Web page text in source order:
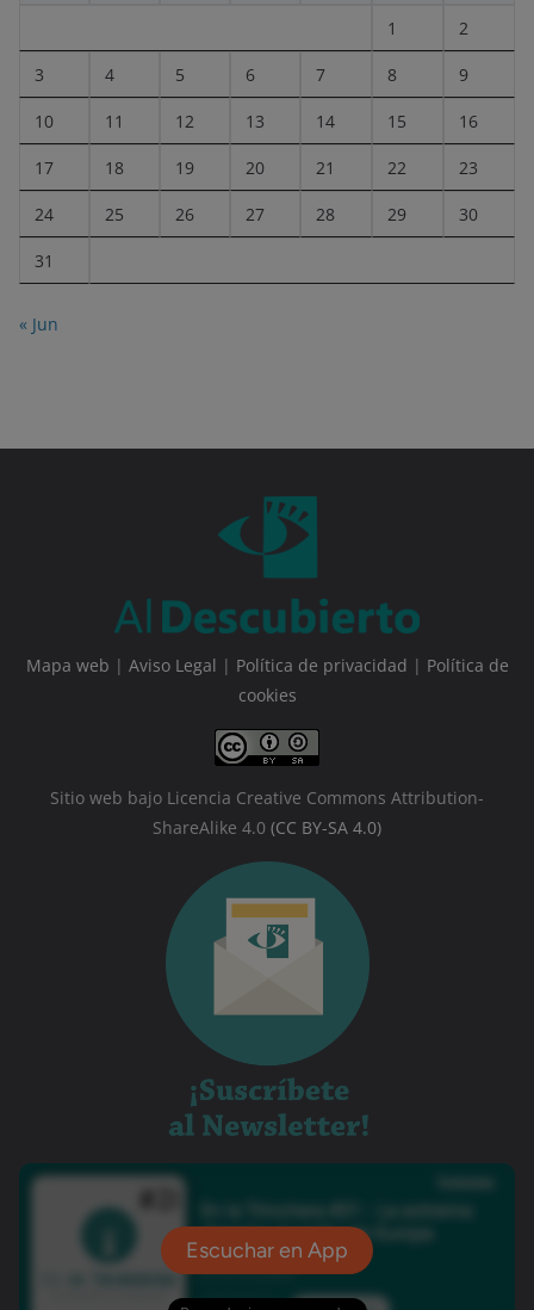
1 2
3 4 5 6 7 8 9
10 11 12 13 14 15 16
17 18 19 20 21 22 23
24 25 26 27 28 29 30
31
« Jun
Mapa web | Aviso Legal | Política de privacidad | Política de
cookies
Sitio web bajo Licencia Creative Commons Attribution-
ShareAlike 4.0 (CC BY-SA 4.0)